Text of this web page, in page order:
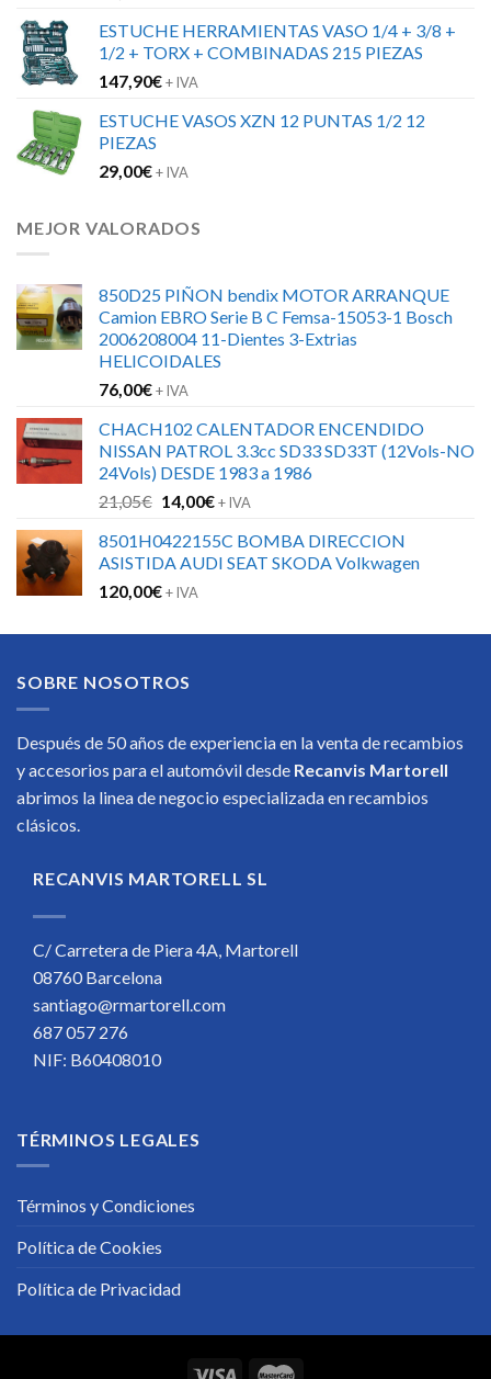
ESTUCHE HERRAMIENTAS VASO 1/4 + 3/8 +
1/2 + TORX + COMBINADAS 215 PIEZAS
147,90€+ IVA
ESTUCHE VASOS XZN 12 PUNTAS 1/2 12
PIEZAS
29,00€+ IVA
MEJOR VALORADOS
850D25 PIÑON bendix MOTOR ARRANQUE
Camion EBRO Serie B C Femsa-15053-1 Bosch
2006208004 11-Dientes 3-Extrias
HELICOIDALES
76,00€+ IVA
CHACH102 CALENTADOR ENCENDIDO
NISSAN PATROL 3.3cc SD33 SD33T (12Vols-NO
24Vols) DESDE 1983 a 1986
21,05€ El
original
era:
21,05€.
14,00€El
actual
es:
+ IVA
8501H0422155C BOMBA DIRECCION
ASISTIDA AUDI SEAT SKODA Volkwagen
120,00€+ IVA
SOBRE NOSOTROS
Después de 50 años de experiencia en la venta de recambios
y accesorios para el automóvil desde Recanvis Martorell
abrimos la linea de negocio especializada en recambios
clásicos.
RECANVIS MARTORELL SL
C/ Carretera de Piera 4A, Martorell
08760 Barcelona
santiago@rmartorell.com
687 057 276
NIF: B60408010
TÉRMINOS LEGALES
Términos y Condiciones
Política de Cookies
Política de Privacidad